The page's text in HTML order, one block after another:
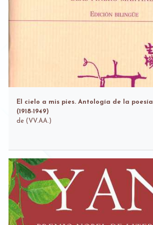
El cielo a mis pies. Antología de la
(1918-1949)
de (VV.AA.)